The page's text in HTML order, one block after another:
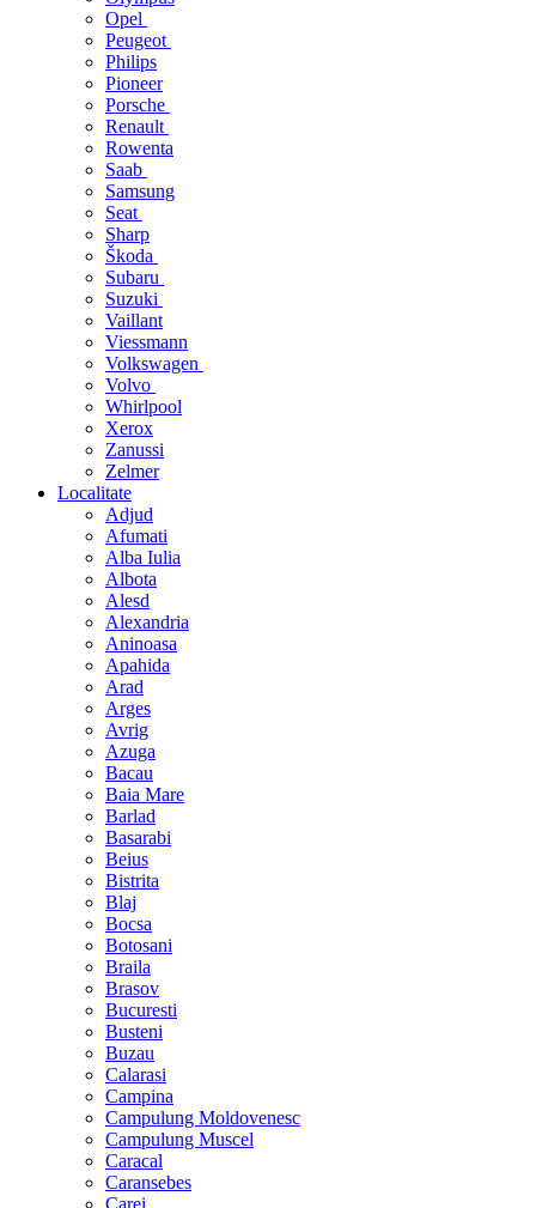
Opel
Peugeot
Philips
Pioneer
Porsche
Renault
Rowenta
Saab
Samsung
Seat
Sharp
Škoda
Subaru
Suzuki
Vaillant
Viessmann
Volkswagen
Volvo
Whirlpool
Xerox
Zanussi
Zelmer
Localitate
Adjud
Afumati
Alba Iulia
Albota
Alesd
Alexandria
Aninoasa
Apahida
Arad
Arges
Avrig
Azuga
Bacau
Baia Mare
Barlad
Basarabi
Beius
Bistrita
Blaj
Bocsa
Botosani
Braila
Brasov
Bucuresti
Busteni
Buzau
Calarasi
Campina
Campulung Moldovenesc
Campulung Muscel
Caracal
Caransebes